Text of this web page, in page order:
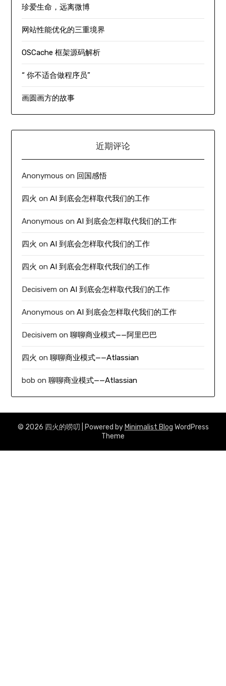
珍爱生命，远离微博
网站性能优化的三重境界
OSCache 框架源码解析
“ 你不适合做程序员”
画圆画方的故事
近期评论
Anonymous on 回国感悟
四火 onAI 到底会怎样取代我们的工作
Anonymous onAI 到底会怎样取代我们的工作
四火 onAI 到底会怎样取代我们的工作
四火 onAI 到底会怎样取代我们的工作
Decisivem onAI 到底会怎样取代我们的工作
Anonymous onAI 到底会怎样取代我们的工作
Decisivem on聊聊商业模式——阿里巴巴
四火 on聊聊商业模式——Atlassian
bob on聊聊商业模式——Atlassian
© 2026 四火的唠叨 | Powered by Minimalist Blog WordPress
Theme